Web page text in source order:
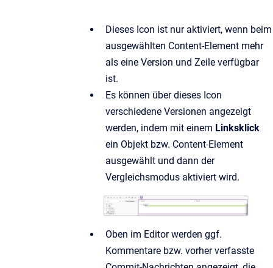
Dieses Icon ist nur aktiviert, wenn beim
ausgewählten Content-Element mehr
als eine Version und Zeile verfügbar
ist.
Es können über dieses Icon
verschiedene Versionen angezeigt
werden, indem mit einem Linksklick
ein Objekt bzw. Content-Element
ausgewählt und dann der
Vergleichsmodus aktiviert wird.
Oben im Editor werden ggf.
Kommentare bzw. vorher verfasste